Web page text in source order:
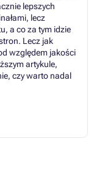
lepszych
lecz
a co za tym idzie
Lecz jak
względem jakości
artykule,
czy warto nadal